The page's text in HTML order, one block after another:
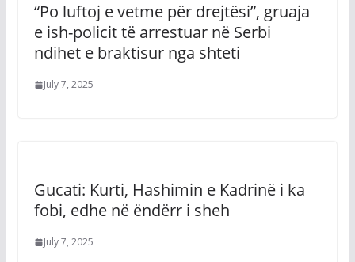
“Po luftoj e vetme për drejtësi”, gruaja
e ish-policit të arrestuar në Serbi
ndihet e braktisur nga shteti
July 7, 2025
Gucati: Kurti, Hashimin e Kadrinë i ka
fobi, edhe në ëndërr i sheh
July 7, 2025